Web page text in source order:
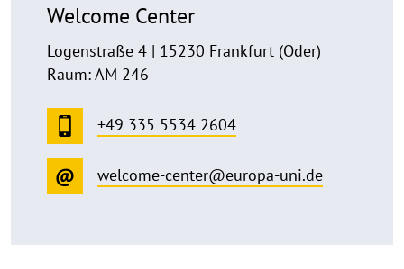
Welcome Center
Logenstraße 4 | 15230 Frankfurt (Oder)
Raum: AM 246
+49 335 5534 2604
welcome-center@europa-uni.de